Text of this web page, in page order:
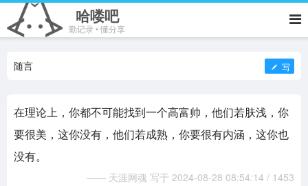
哈喽吧
勤记录 • 懂分享
随言 写
在理论上，你都不可能找到一个高富帅，他们若肤浅，你
要很美，这你没有，他们若成熟，你要很有内涵，这你也
没有。
—— 天涯网魂 写于 2024-08-28 08:54:14 / 1453